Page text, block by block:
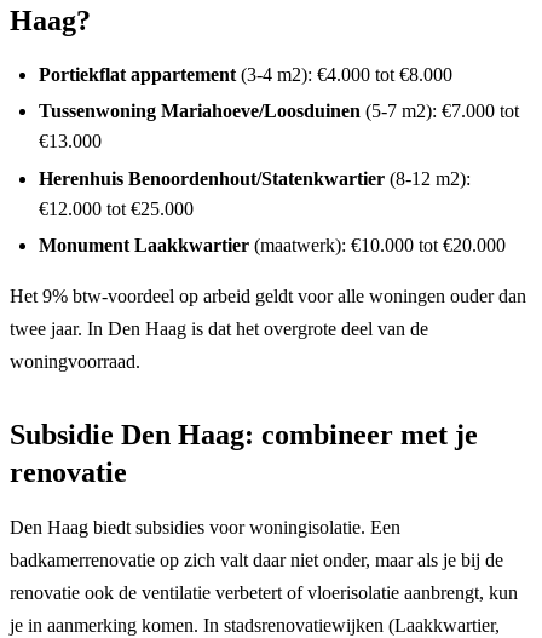
Haag?
Portiekflat appartement (3-4 m2): €4.000 tot €8.000
Tussenwoning Mariahoeve/Loosduinen (5-7 m2): €7.000 tot
€13.000
Herenhuis Benoordenhout/Statenkwartier (8-12 m2):
€12.000 tot €25.000
Monument Laakkwartier (maatwerk): €10.000 tot €20.000
Het 9% btw-voordeel op arbeid geldt voor alle woningen ouder dan
twee jaar. In Den Haag is dat het overgrote deel van de
woningvoorraad.
Subsidie Den Haag: combineer met je
renovatie
Den Haag biedt subsidies voor woningisolatie. Een
badkamerrenovatie op zich valt daar niet onder, maar als je bij de
renovatie ook de ventilatie verbetert of vloerisolatie aanbrengt, kun
je in aanmerking komen. In stadsrenovatiewijken (Laakkwartier,